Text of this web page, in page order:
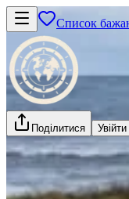
Список
Поділитися Увійти